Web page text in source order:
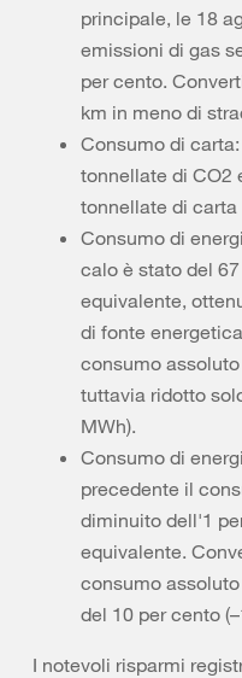
principale, le 18
emissioni di gas
per cento.
km in meno di
Consumo di
tonnellate di CO2
tonnellate di carta
Consumo di
calo è stato del
equivalente,
di fonte
consumo
tuttavia ridotto
MWh).
Consumo di
precedente il
diminuito dell'1
equivalente.
consumo
del 10 per cento
I notevoli risparmi